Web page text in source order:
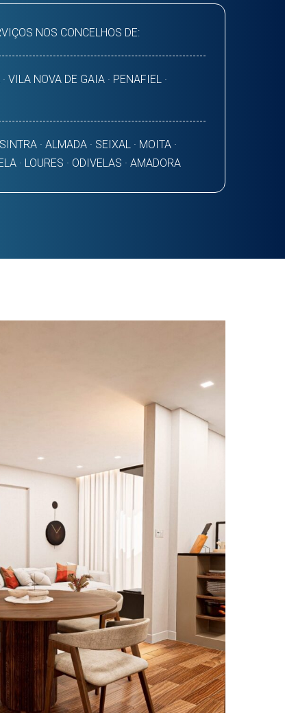
NOS CONCELHOS DE:
VILA NOVA DE GAIA · PENAFIEL ·
· ALMADA · SEIXAL · MOITA ·
· LOURES · ODIVELAS · AMADORA